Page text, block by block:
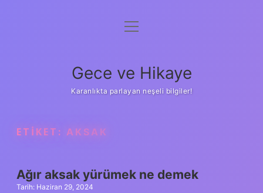
Anasayfa
Yasal Uyarı
menüyü
Gece ve Hikaye
Karanlıkta parlayan neşeli bilgiler!
ETIKET: AKSAK
Ağır aksak yürümek ne demek
Tarih: Haziran 29, 2024